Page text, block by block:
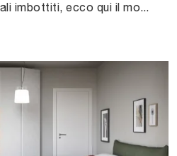
Se vuoi letti matrimoniali imbottiti, ecco qui il modello Twist Best 290 in tessuto per arricchire la camera da letto.